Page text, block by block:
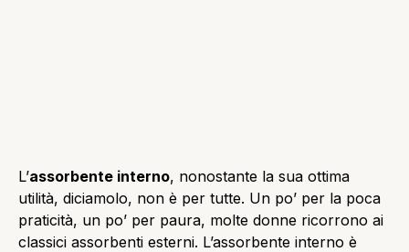
L’assorbente interno, nonostante la sua ottima
utilità, diciamolo, non è per tutte. Un po’ per la poca
praticità, un po’ per paura, molte donne ricorrono ai
classici assorbenti esterni. L’assorbente interno è